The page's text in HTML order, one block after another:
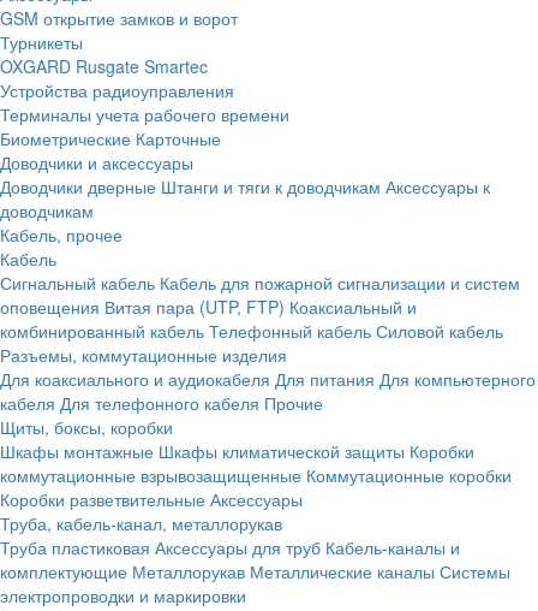
GSM открытие замков и ворот
Турникеты
OXGARD Rusgate Smartec
Устройства радиоуправления
Терминалы учета рабочего времени
Биометрические Карточные
Доводчики и аксессуары
Доводчики дверные Штанги и тяги к доводчикам Аксессуары к
доводчикам
Кабель, прочее
Кабель
Сигнальный кабель Кабель для пожарной сигнализации и систем
оповещения Витая пара (UTP, FTP) Коаксиальный и
комбинированный кабель Телефонный кабель Силовой кабель
Разъемы, коммутационные изделия
Для коаксиального и аудиокабеля Для питания Для компьютерного
кабеля Для телефонного кабеля Прочие
Щиты, боксы, коробки
Шкафы монтажные Шкафы климатической защиты Коробки
коммутационные взрывозащищенные Коммутационные коробки
Коробки разветвительные Аксессуары
Труба, кабель-канал, металлорукав
Труба пластиковая Аксессуары для труб Кабель-каналы и
комплектующие Металлорукав Металлические каналы Системы
электропроводки и маркировки